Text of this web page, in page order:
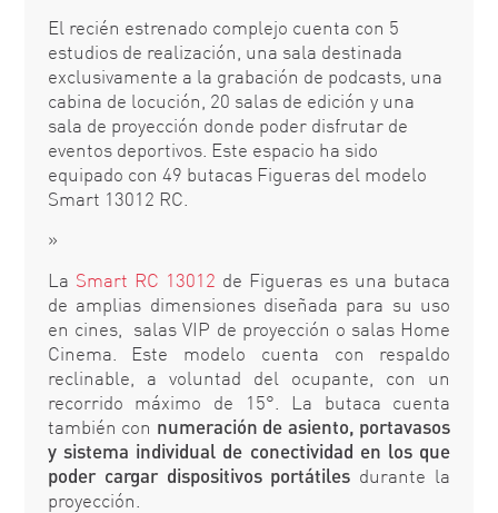
El recién estrenado complejo cuenta con 5
estudios de realización, una sala destinada
exclusivamente a la grabación de podcasts, una
cabina de locución, 20 salas de edición y una
sala de proyección donde poder disfrutar de
eventos deportivos. Este espacio ha sido
equipado con 49 butacas Figueras del modelo
Smart 13012 RC.
»
La Smart RC 13012 de Figueras es una butaca
de amplias dimensiones diseñada para su uso
en cines, salas VIP de proyección o salas Home
Cinema. Este modelo cuenta con respaldo
reclinable, a voluntad del ocupante, con un
recorrido máximo de 15°. La butaca cuenta
también con numeración de asiento, portavasos
y sistema individual de conectividad en los que
poder cargar dispositivos portátiles durante la
proyección.